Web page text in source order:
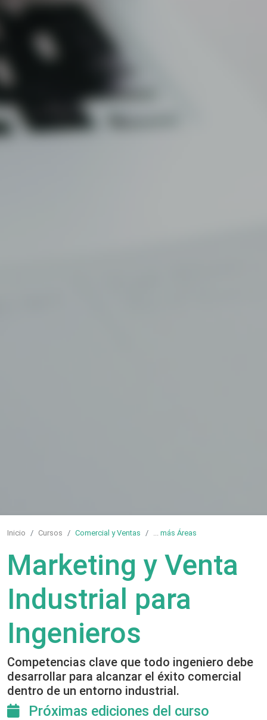
Inicio Cursos Comercial y Ventas más Áreas
Marketing y Venta
Industrial para
Ingenieros
Competencias clave que todo ingeniero debe
desarrollar para alcanzar el éxito comercial
dentro de un entorno industrial.
Próximas ediciones del curso